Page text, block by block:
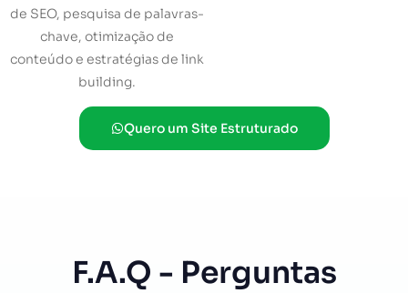
de SEO, pesquisa de palavras-
chave, otimização de
conteúdo e estratégias de link
building.
Quero um Site Estruturado
F.A.Q - Perguntas